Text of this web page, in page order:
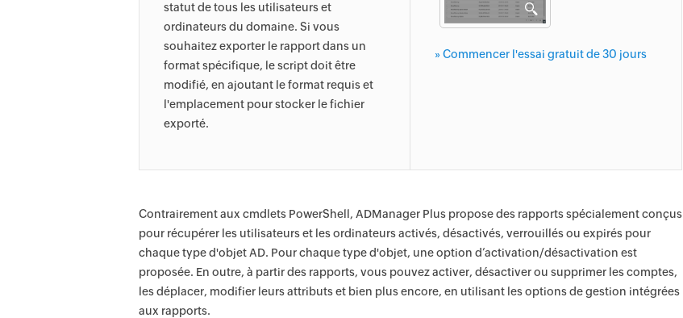
statut de tous les utilisateurs et
ordinateurs du domaine. Si vous
souhaitez exporter le rapport dans un
format spécifique, le script doit être
modifié, en ajoutant le format requis et
l'emplacement pour stocker le fichier
exporté.
» Commencer l'essai gratuit de 30 jours
Contrairement aux cmdlets PowerShell, ADManager Plus propose des rapports spécialement conçus
pour récupérer les utilisateurs et les ordinateurs activés, désactivés, verrouillés ou expirés pour
chaque type d'objet AD. Pour chaque type d'objet, une option d’activation/désactivation est
proposée. En outre, à partir des rapports, vous pouvez activer, désactiver ou supprimer les comptes,
les déplacer, modifier leurs attributs et bien plus encore, en utilisant les options de gestion intégrées
aux rapports.